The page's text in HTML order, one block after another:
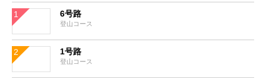
6号路
登山コース
1号路
登山コース